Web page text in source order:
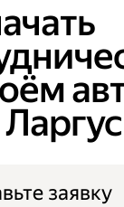
заявку